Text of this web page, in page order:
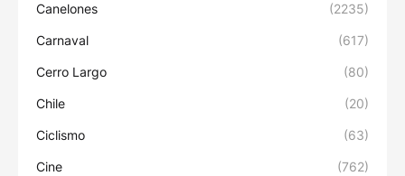
Canelones (2235)
Carnaval (617)
Cerro Largo (80)
Chile (20)
Ciclismo (63)
Cine (762)